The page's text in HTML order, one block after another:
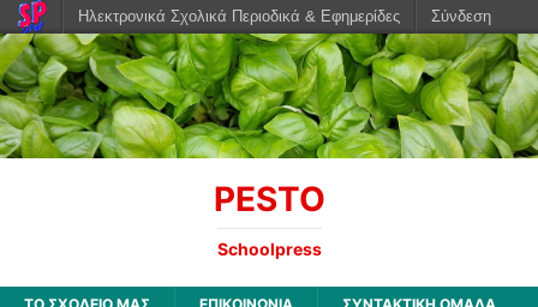
PESTO
Schoolpress
Ηλεκτρονικά Σχολικά Περιοδικά & Εφημερίδες Σύνδεση